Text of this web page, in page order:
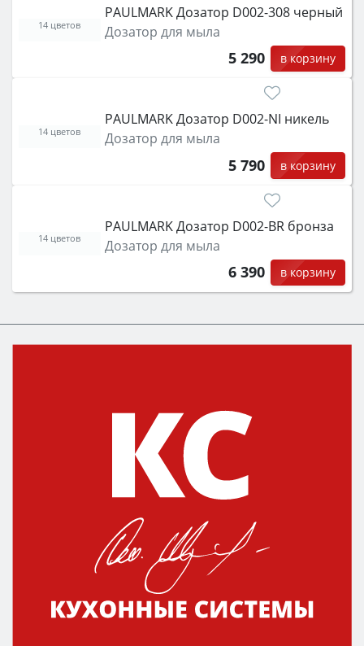
PAULMARK Дозатор D002-308 черный
Дозатор для мыла
5 290 в корзину
14 цветов
PAULMARK Дозатор D002-NI никель
Дозатор для мыла
5 790 в корзину
14 цветов
PAULMARK Дозатор D002-BR бронза
Дозатор для мыла
6 390 в корзину
14 цветов